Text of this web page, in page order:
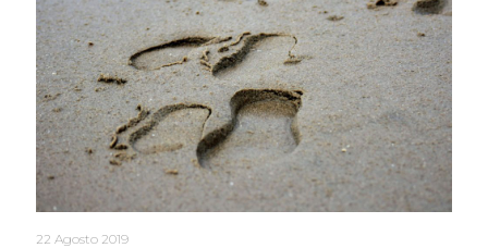
22 Agosto 2019